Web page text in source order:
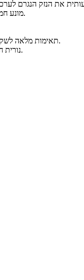
מונע חמצון ע"י חסימת המגע עם האוויר.
תאימות מלאה לשקיות ואקום ומיכלי אחסון בואקום.
נורית חיווי ברורה עם עצירה אוטומטית.